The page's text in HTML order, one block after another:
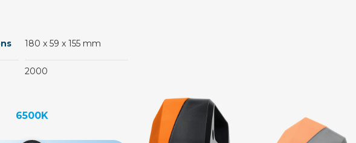
180 x 59 x 155 mm
2000
6500K